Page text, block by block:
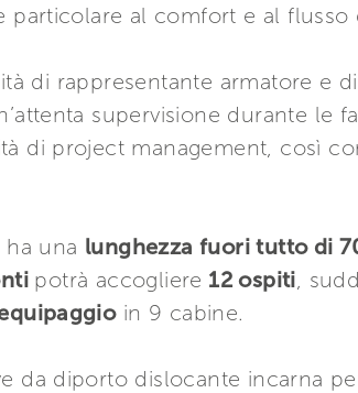
particolare al comfort e al flusso
di rappresentante armatore e
supervisione durante le
di project management, così
una lunghezza fuori tutto di
potrà accogliere 12 ospiti ,
in 9 cabine.
da diporto dislocante incarna